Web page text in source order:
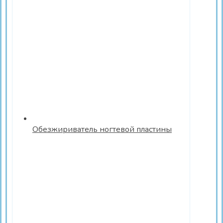
Обезжириватель ногтевой пластины